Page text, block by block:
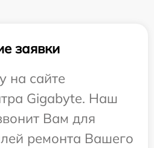
заявки
на сайте
Gigabyte. Наш
Вам для
ремонта Вашего